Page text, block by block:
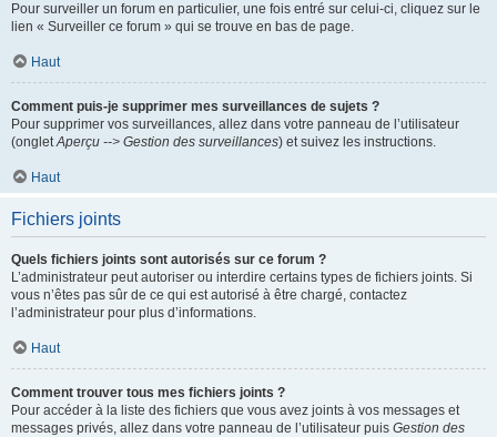
Pour surveiller un forum en particulier, une fois entré sur celui-ci, cliquez sur le
lien « Surveiller ce forum » qui se trouve en bas de page.
Haut
Comment puis-je supprimer mes surveillances de sujets ?
Pour supprimer vos surveillances, allez dans votre panneau de l’utilisateur
(ongletAperçu --> Gestion des surveillances) et suivez les instructions.
Haut
Fichiers joints
Quels fichiers joints sont autorisés sur ce forum ?
L’administrateur peut autoriser ou interdire certains types de fichiers joints. Si
vous n’êtes pas sûr de ce qui est autorisé à être chargé, contactez
l’administrateur pour plus d’informations.
Haut
Comment trouver tous mes fichiers joints ?
Pour accéder à la liste des fichiers que vous avez joints à vos messages et
messages privés, allez dans votre panneau de l’utilisateur puis Gestion des